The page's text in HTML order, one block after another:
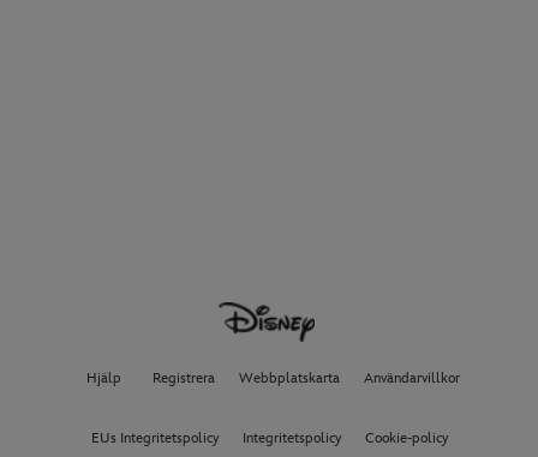
Hjälp Registrera Webbplatskarta Användarvillkor
EUs Integritetspolicy Integritetspolicy Cookie-policy